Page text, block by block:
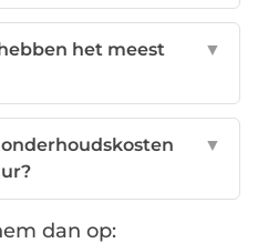
het meest
▼
▼
dan op: